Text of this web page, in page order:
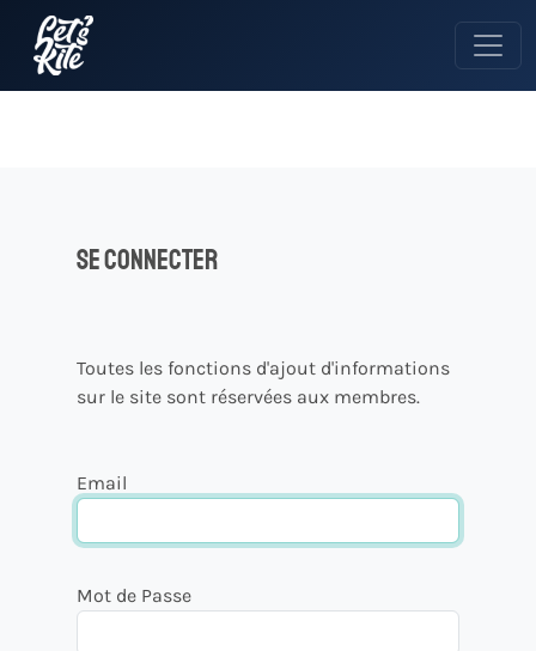
Se connecter
Toutes les fonctions d'ajout d'informations
sur le site sont réservées aux membres.
Email
Mot de Passe